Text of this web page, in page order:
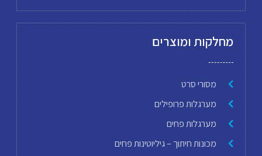
מחלקות ומוצרים
מסורי סרט
מערגלות פרופילים
מערגלות פחים
מכונות חיתוך – גיליוטינות פחים